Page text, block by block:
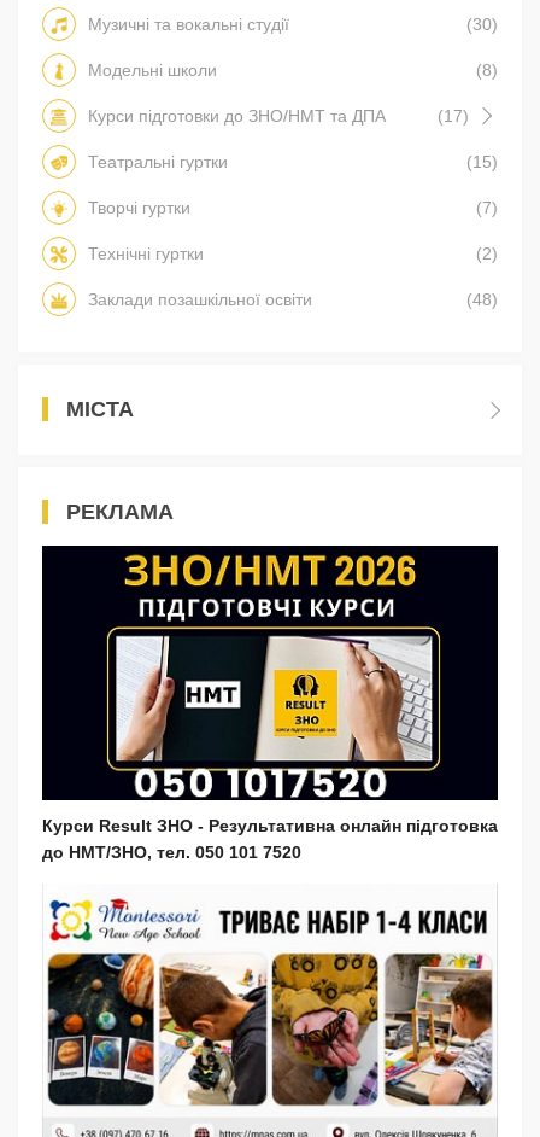
Музичні та вокальні студії (30)
Модельні школи (8)
Курси підготовки до ЗНО/НМТ та ДПА (17)
Театральні гуртки (15)
Творчі гуртки (7)
Технічні гуртки (2)
Заклади позашкільної освіти (48)
МІСТА
РЕКЛАМА
Курси Result ЗНО - Результативна онлайн підготовка
до НМТ/ЗНО, тел. 050 101 7520